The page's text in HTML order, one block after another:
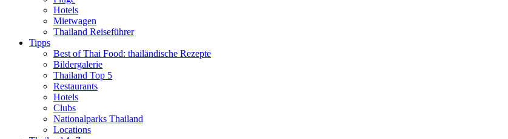
Hotels
Mietwagen
Thailand Reiseführer
Tipps
Best of Thai Food: thailändische Rezepte
Bildergalerie
Thailand Top 5
Restaurants
Hotels
Clubs
Nationalparks Thailand
Locations